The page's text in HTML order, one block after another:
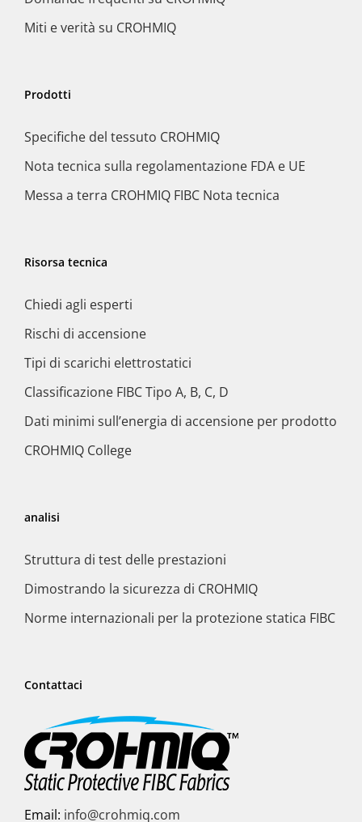
Miti e verità su CROHMIQ
Prodotti
Specifiche del tessuto CROHMIQ
Nota tecnica sulla regolamentazione FDA e UE
Messa a terra CROHMIQ FIBC Nota tecnica
Risorsa tecnica
Chiedi agli esperti
Rischi di accensione
Tipi di scarichi elettrostatici
Classificazione FIBC Tipo A, B, C, D
Dati minimi sull’energia di accensione per prodotto
CROHMIQ College
analisi
Struttura di test delle prestazioni
Dimostrando la sicurezza di CROHMIQ
Norme internazionali per la protezione statica FIBC
Contattaci
Email: info@crohmiq.com